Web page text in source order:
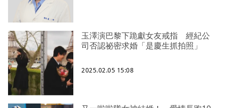
玉澤演巴黎下跪獻女友戒指 經紀公
司否認祕密求婚「是慶生抓拍照」
2025.02.05 15:08